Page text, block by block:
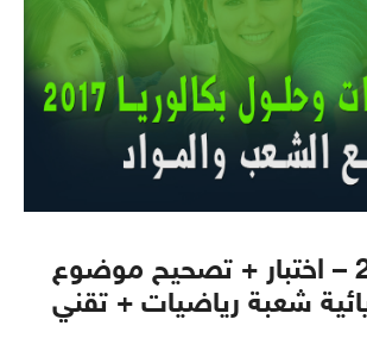
بكالوريا 2017 – اختبار + تصحيح موضوع
شعبة رياضيات + تقني